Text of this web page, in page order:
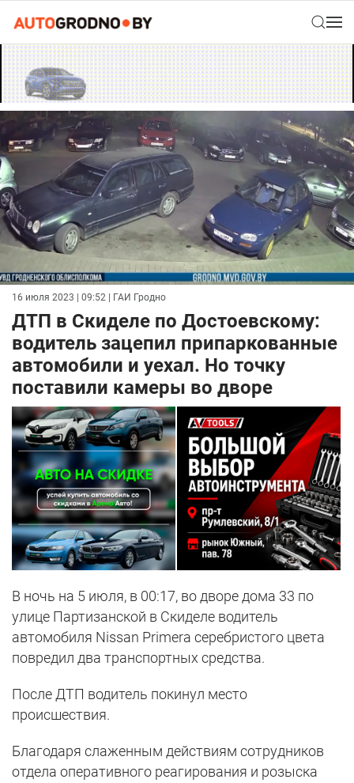
16 июля 2023 | 09:52 | ГАИ Гродно
ДТП в Скиделе по Достоевскому:
водитель зацепил припаркованные
автомобили и уехал. Но точку
поставили камеры во дворе
В ночь на 5 июля, в 00:17, во дворе дома 33 по
улице Партизанской в Скиделе водитель
автомобиля Nissan Primera серебристого цвета
повредил два транспортных средства.
После ДТП водитель покинул место
происшествия.
Благодаря слаженным действиям сотрудников
отдела оперативного реагирования и розыска